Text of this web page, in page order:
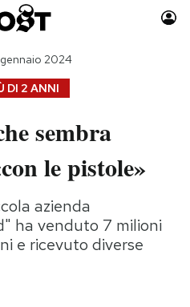
Auto
Moda
Consumismi
Storie/Idee
Ok Boomer!
Media
DI 2 ANNI
2024
sembra
le pistole»
azienda
ha venduto 7 milioni
e ricevuto diverse